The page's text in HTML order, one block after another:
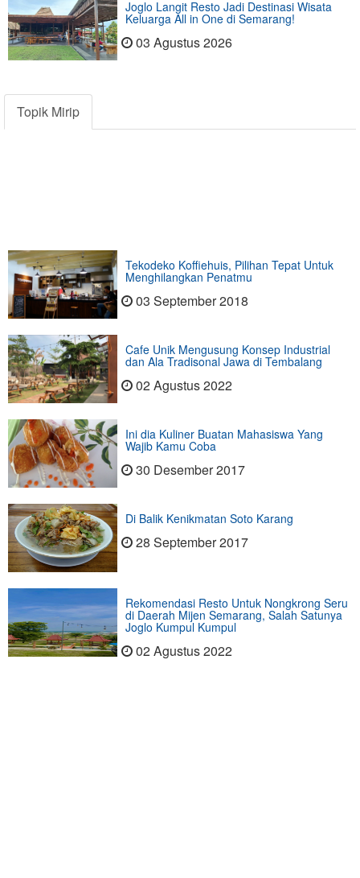
Joglo Langit Resto Jadi Destinasi Wisata
Keluarga All in One di Semarang!
03 Agustus 2026
Topik Mirip
Tekodeko Koffiehuis, Pilihan Tepat Untuk
Menghilangkan Penatmu
03 September 2018
Cafe Unik Mengusung Konsep Industrial
dan Ala Tradisonal Jawa di Tembalang
02 Agustus 2022
Ini dia Kuliner Buatan Mahasiswa Yang
Wajib Kamu Coba
30 Desember 2017
Di Balik Kenikmatan Soto Karang
28 September 2017
Rekomendasi Resto Untuk Nongkrong Seru
di Daerah Mijen Semarang, Salah Satunya
Joglo Kumpul Kumpul
02 Agustus 2022